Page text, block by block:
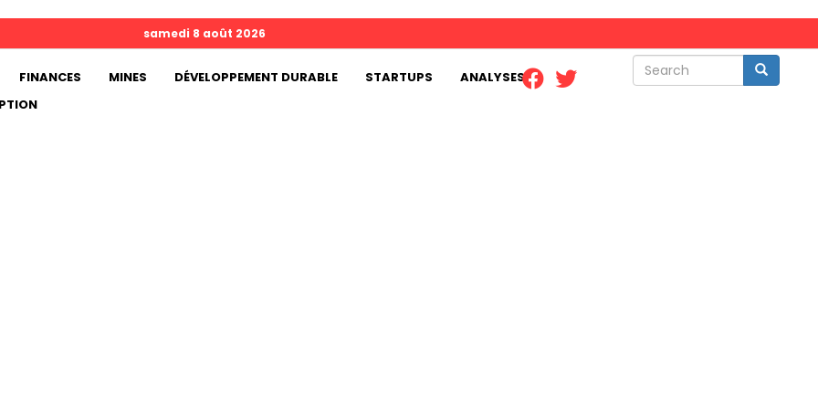
Search Search
samedi 8 août 2026
FINANCES MINES DÉVELOPPEMENT DURABLE STARTUPS
ANALYSES